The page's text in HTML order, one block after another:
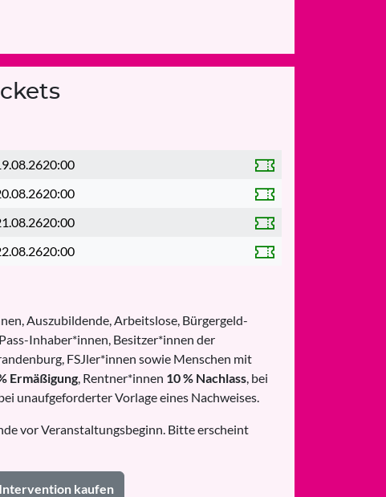
20:00
20:00
20:00
20:00
Auszubildende, Arbeitslose, Bürgergeld-
Inhaber*innen, Besitzer*innen der
FSJler*innen sowie Menschen mit
Ermäßigung, Rentner*innen 10 % Nachlass, bei
unaufgeforderter Vorlage eines Nachweises.
vor Veranstaltungsbeginn. Bitte erscheint
kaufen